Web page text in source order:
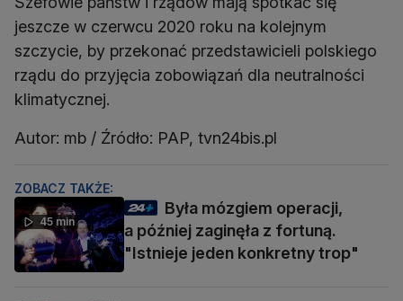
jeszcze w czerwcu 2020 roku na kolejnym
szczycie, by przekonać przedstawicieli polskiego
rządu do przyjęcia zobowiązań dla neutralności
klimatycznej.
Autor: mb / Źródło: PAP, tvn24bis.pl
ZOBACZ TAKŻE:
45 min
Była mózgiem operacji,
a później zaginęła z fortuną.
"Istnieje jeden konkretny trop"